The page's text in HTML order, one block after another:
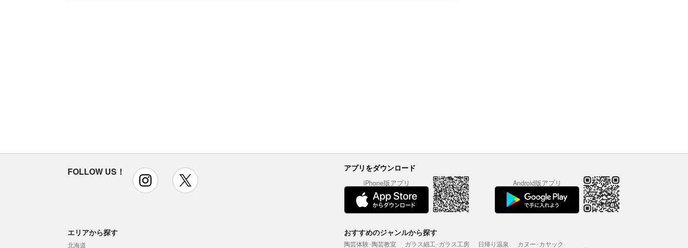
FOLLOW US！ instagram アプリをダウンロード
iPhone版アプリ Android版アプリ
エリアから探す
北海道
おすすめのジャンルから探す
陶芸体験･陶芸教室 ガラス細工･ガラス工房 日帰り温泉 カヌー･カヤック